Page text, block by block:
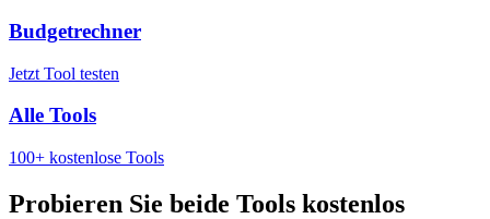
Budgetrechner
Jetzt Tool testen
Alle Tools
100+ kostenlose Tools
Probieren Sie beide Tools kostenlos